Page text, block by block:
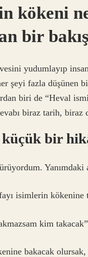
kökeni
bir bakış
yudumlayıp
şeyi fazla
biri de “Heval
biraz tarih,
küçük bir
isimlerin kökenine
kim
bakacak